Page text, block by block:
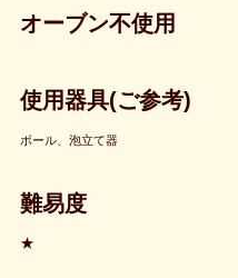
オーブン不使用
使用器具(ご参考)
ボール、泡立て器
難易度
★